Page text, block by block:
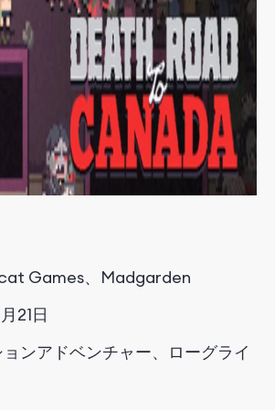
Games、Madgarden
21日
ンアドベンチャー、ローグライ